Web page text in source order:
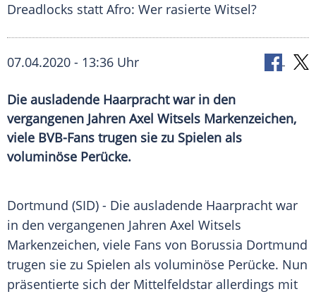
Dreadlocks statt Afro: Wer rasierte Witsel?
07.04.2020 - 13:36 Uhr
Die ausladende Haarpracht war in den
vergangenen Jahren Axel Witsels Markenzeichen,
viele BVB-Fans trugen sie zu Spielen als
voluminöse Perücke.
Dortmund (SID) - Die ausladende Haarpracht war
in den vergangenen Jahren Axel Witsels
Markenzeichen, viele Fans von Borussia Dortmund
trugen sie zu Spielen als voluminöse Perücke. Nun
präsentierte sich der Mittelfeldstar allerdings mit